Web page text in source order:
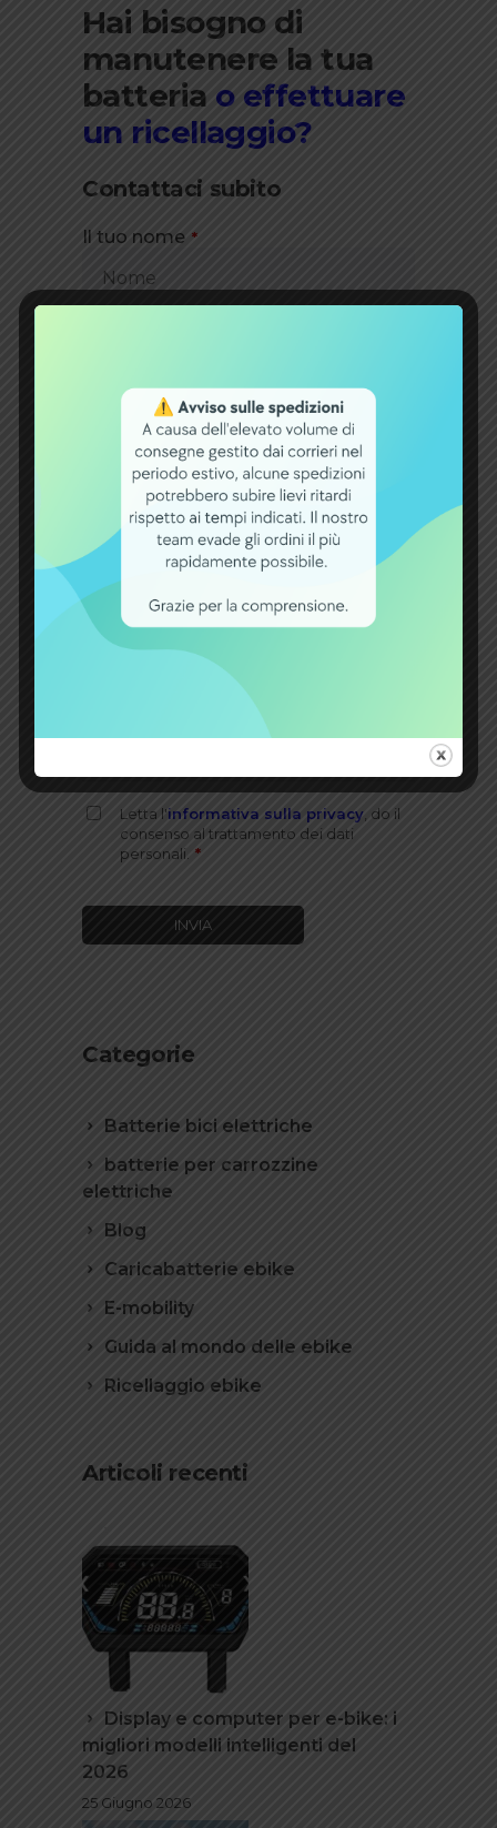
Hai bisogno di
manutenere la tua
batteria o effettuare
un ricellaggio?
Contattaci subito
Il tuo nome *
La tua email *(richiesto)
Il tuo messaggio
Letta l'informativa sulla privacy , do il
consenso al trattamento dei dati
personali. *
Categorie
Batterie bici elettriche
batterie per carrozzine
elettriche
Blog
Caricabatterie ebike
E-mobility
Guida al mondo delle ebike
Ricellaggio ebike
Articoli recenti
Display e computer per e-bike: i
migliori modelli intelligenti del
2026
25 Giugno 2026